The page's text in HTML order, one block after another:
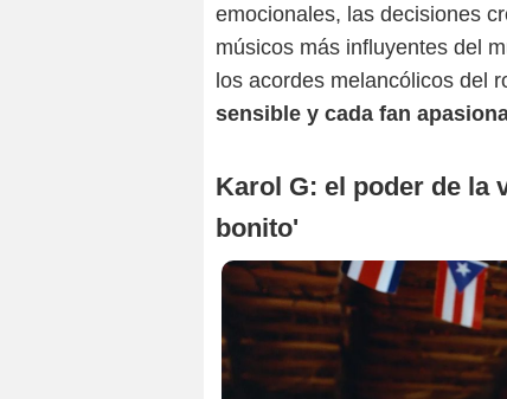
emocionales, las decisiones
músicos más influyentes del
los acordes melancólicos del
sensible y cada fan
Karol G: el poder de la
bonito'